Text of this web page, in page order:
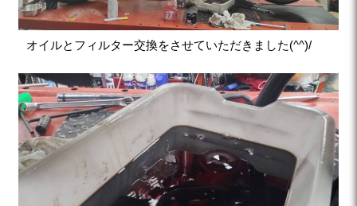
オイルとフィルター交換をさせていただきました(^^)/